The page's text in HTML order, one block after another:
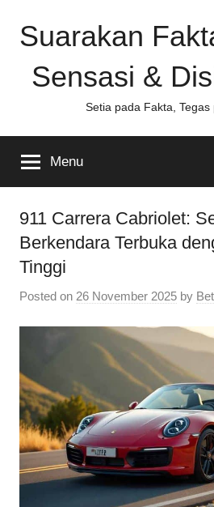
Suarakan
Sensasi &
Setia pada Fakta, Tegas
Menu
911 Carrera Cabriolet:
Berkendara Terbuka
Tinggi
Posted on 26 November 2025 by